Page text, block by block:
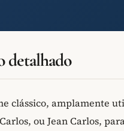
detalhado
clássico, amplamente
ou Jean Carlos,